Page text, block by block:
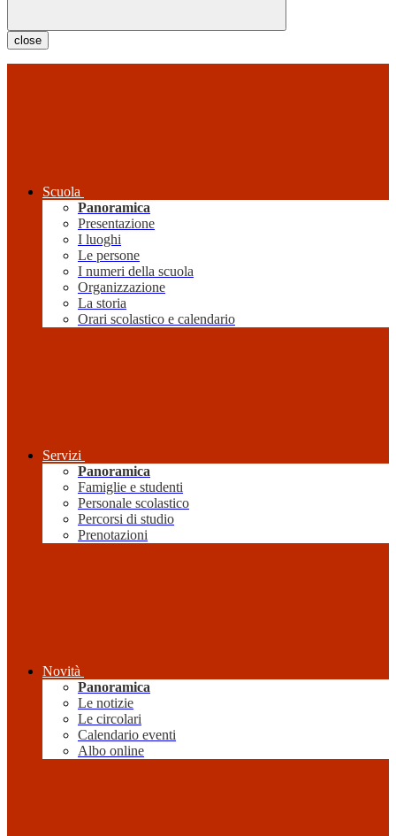
close
Scuola
Panoramica
Presentazione
I luoghi
Le persone
I numeri della scuola
Organizzazione
La storia
Orari scolastico e calendario
Servizi
Panoramica
Famiglie e studenti
Personale scolastico
Percorsi di studio
Prenotazioni
Novità
Panoramica
Le notizie
Le circolari
Calendario eventi
Albo online